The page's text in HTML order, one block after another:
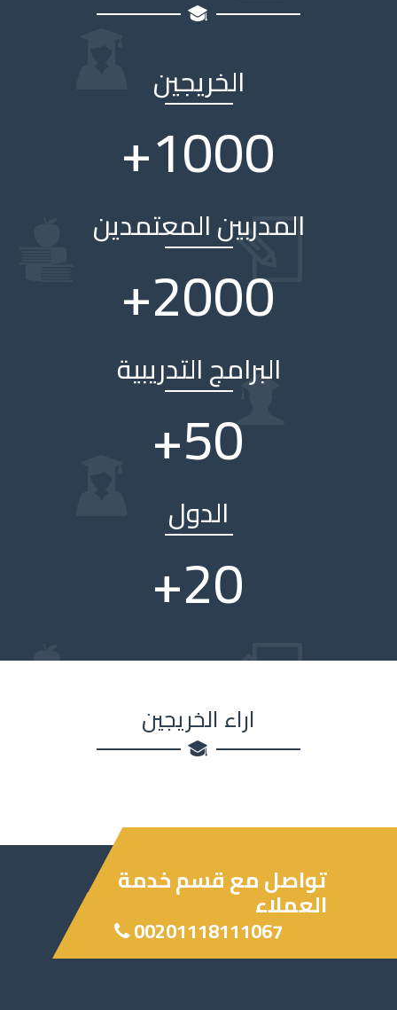
الخريجين
1000
+
المدربين المعتمدين
2000
+
البرامج التدريبية
50
+
الدول
20
+
اراء الخريجين
تواصل مع قسم خدمة
العملاء
00201118111067